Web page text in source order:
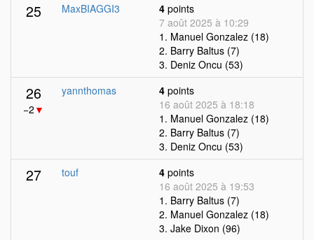
25 MaxBIAGGI3 4 points
7 août 2025 à 10:29
1. Manuel Gonzalez (18)
2. Barry Baltus (7)
3. Deniz Oncu (53)
26
−2 ▼
yannthomas 4 points
16 août 2025 à 18:18
1. Manuel Gonzalez (18)
2. Barry Baltus (7)
3. Deniz Oncu (53)
27 touf 4 points
16 août 2025 à 19:53
1. Barry Baltus (7)
2. Manuel Gonzalez (18)
3. Jake Dixon (96)